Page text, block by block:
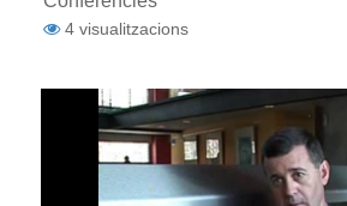
4 visualitzacions